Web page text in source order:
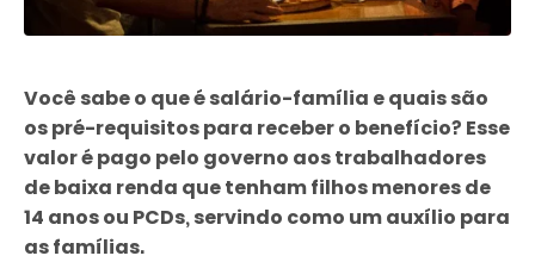
Você sabe o que é salário-família e quais são
os pré-requisitos para receber o benefício? Esse
valor é pago pelo governo aos trabalhadores
de baixa renda que tenham filhos menores de
14 anos ou PCDs, servindo como um auxílio para
as famílias.